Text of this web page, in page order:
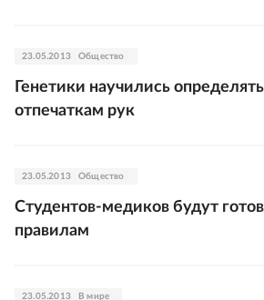
23.05.2013 Общество
Генетики научились
отпечаткам рук
23.05.2013 Общество
Студентов-медиков будут
правилам
23.05.2013 В мире